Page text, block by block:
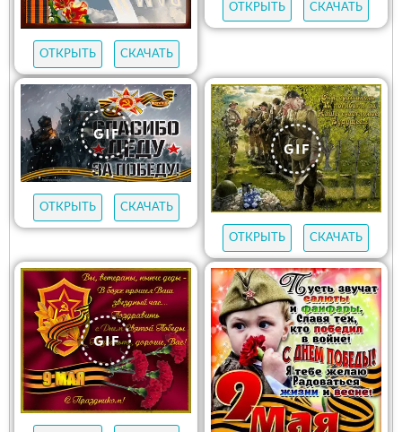
ОТКРЫТЬ СКАЧАТЬ
ОТКРЫТЬ СКАЧАТЬ
ОТКРЫТЬ СКАЧАТЬ
ОТКРЫТЬ СКАЧАТЬ